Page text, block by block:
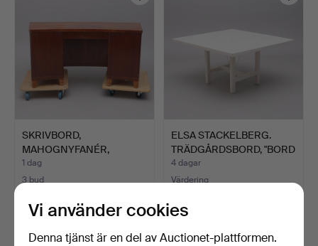
SKRIVBORD,
MAHOGNYFANÉR,
REIJMERS MÖBLER.
1 dag
3 bud
ELSA STACKELBERG.
TRÄDGÅRDSBORD, "BORD
65"…
4 dagar
Värdering
Vi använder cookies
Denna tjänst är en del av Auctionet-plattformen.